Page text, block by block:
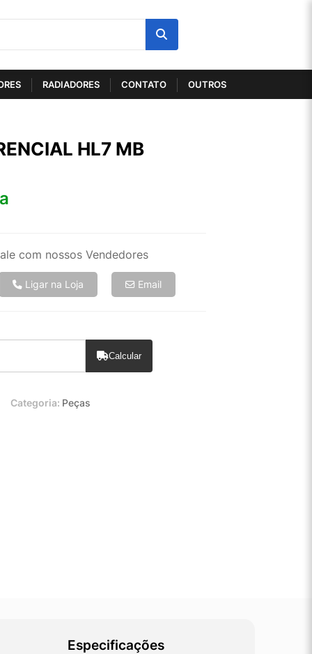
RADIADORES CONTATO OUTROS
HL7 MB
com nossos Vendedores
Ligar na Loja Email
Calcular
Categoria: Peças
Especificações